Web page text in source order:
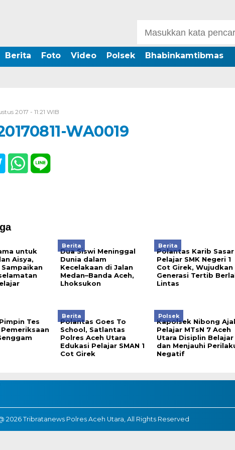
Berita Foto Video Polsek Bhabinkamtibmas
2017 - 11:21 WIB
WA0019
untuk
Aisya,
Berita
Dua Siswi Meninggal
Dunia dalam
Kecelakaan di Jalan
Medan–Banda Aceh,
Lhoksukon
Berita
Polantas Karib Sasar
Pelajar SMK Negeri 1
Cot Girek, Wujudkan
Generasi Tertib
Lintas
Tes
Berita
Polantas Goes To
School, Satlantas
Polres Aceh Utara
Edukasi Pelajar SMAN 1
Cot Girek
Polsek
Kapolsek Nibong
Pelajar MTsN 7 Aceh
Utara Disiplin Belajar
dan Menjauhi
Negatif
2026 Tribratanews Polres Aceh Utara, All Rights Reserved